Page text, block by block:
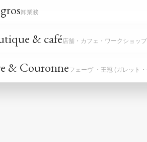
& café
& Couronne